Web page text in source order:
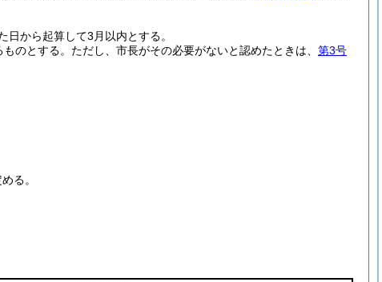
から起算して3月以内とする。
のとする。 ただし、市長がその必要がないと認めたときは、 第3号
る。